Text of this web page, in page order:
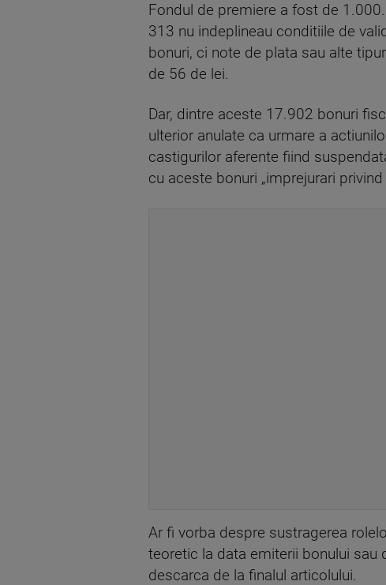
Fondul de premiere a fost de
313 nu indeplineau conditiile de
bonuri, ci note de plata sau alte
de 56 de lei.
Dar, dintre aceste 17.902 bonuri
ulterior anulate ca urmare a
castigurilor aferente fiind
cu aceste bonuri „imprejurari
Ar fi vorba despre sustragerea
teoretic la data emiterii bonului
descarca de la finalul articolului.